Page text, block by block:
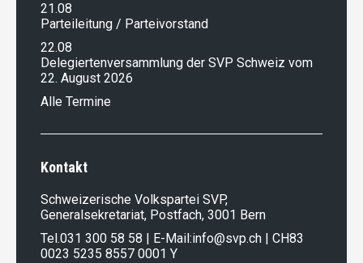
21.08
Parteileitung / Parteivorstand
22.08
Delegiertenversammlung der SVP Schweiz vom
22. August 2026
Alle Termine
Kontakt
Schweizerische Volkspartei SVP,
Generalsekretariat, Postfach, 3001 Bern
Tel.031 300 58 58 | E-Mail:info@svp.ch | CH83
0023 5235 8557 0001 Y